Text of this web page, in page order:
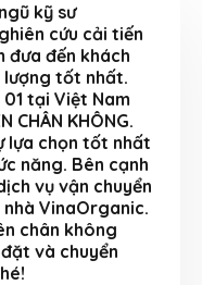
kỹ sư
cứu cải tiến
đưa đến khách
tốt nhất.
tại Việt Nam
CHÂN KHÔNG.
lựa chọn tốt nhất
năng. Bên cạnh
vụ vận chuyển
VinaOrganic.
chân không
và chuyển